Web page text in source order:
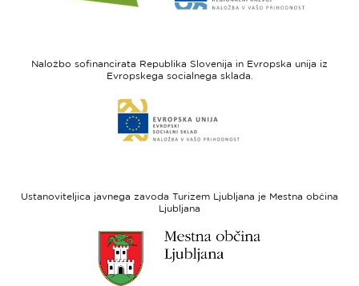
spletne
Slovenia
spletne
-
regionalni
Naložbo sofinancirata Republika Slovenija in Evropska unija iz
Evropskega socialnega sklada.
do
spletne
sklad
Ustanoviteljica javnega zavoda Turizem Ljubljana je Mestna občina
Ljubljana